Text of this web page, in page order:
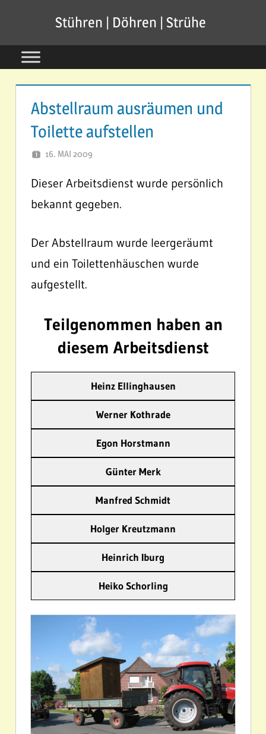
springen
Stühren | Döhren | Strühe
Abstellraum ausräumen und
Toilette aufstellen
16. MAI 2009
Dieser Arbeitsdienst wurde persönlich
bekannt gegeben.
Der Abstellraum wurde leergeräumt
und ein Toilettenhäuschen wurde
aufgestellt.
Teilgenommen haben an
diesem Arbeitsdienst
Heinz Ellinghausen
Werner Kothrade
Egon Horstmann
Günter Merk
Manfred Schmidt
Holger Kreutzmann
Heinrich Iburg
Heiko Schorling